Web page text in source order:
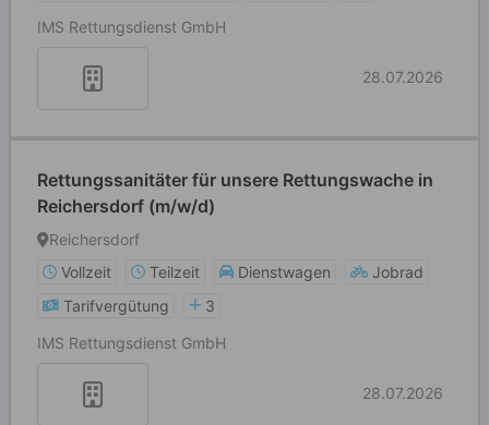
IMS Rettungsdienst GmbH
28.07.2026
Rettungssanitäter für unsere Rettungswache in
Reichersdorf (m/w/d)
Reichersdorf
Vollzeit
Teilzeit Dienstwagen
Jobrad
Tarifvergütung
3
IMS Rettungsdienst GmbH
28.07.2026